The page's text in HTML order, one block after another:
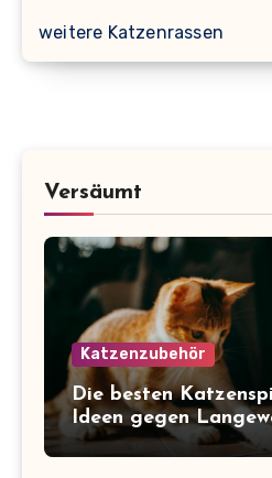
weitere Katzenrassen
Versäumt
Katzenzubehör
Die besten
Ideen gegen
Wohnungskatzen